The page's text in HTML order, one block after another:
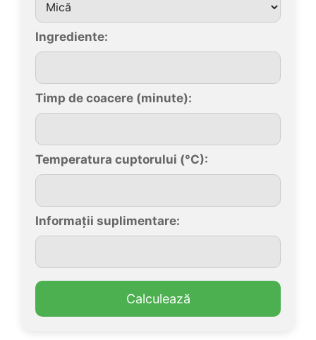
Ingrediente:
Timp de coacere (minute):
Temperatura cuptorului (°C):
Informații suplimentare:
Calculează